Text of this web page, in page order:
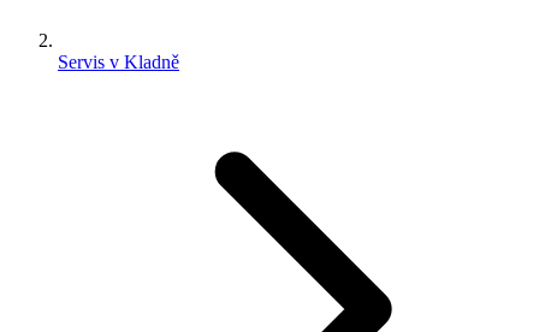
Servis v Kladně